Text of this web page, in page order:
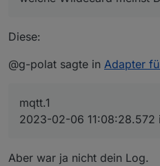
Gruß
Matthias
w-river-2-usv-
Diese:
@g-polat sagte in Adapter
mqtt.1
2023-02-06 11:08:28.572
Aber war ja nicht dein Log.